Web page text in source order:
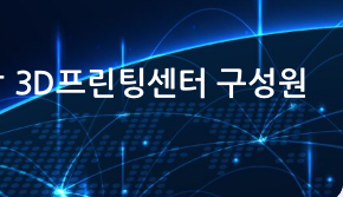
3D프린팅센터 구성원